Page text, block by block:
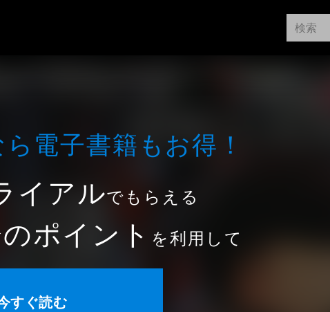
ら電⼦書籍もお得！
イアルでもらえる
ポイント を利用して
すぐ読む